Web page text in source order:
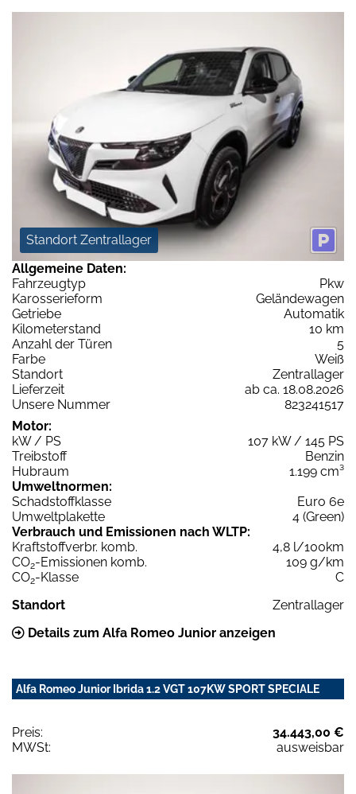
Standort Zentrallager
Allgemeine Daten:
Fahrzeugtyp
Pkw
Karosserieform
Geländewagen
Getriebe
Automatik
Kilometerstand
10 km
Anzahl der Türen
5
Farbe
Weiß
Standort
Zentrallager
Lieferzeit
ab ca. 18.08.2026
Unsere Nummer
823241517
Motor:
kW / PS
107 kW / 145 PS
Treibstoff
Benzin
Hubraum
1.199 cm³
Umweltnormen:
Schadstoffklasse
Euro 6e
Umweltplakette
4 (Green)
Verbrauch und Emissionen nach WLTP:
Kraftstoffverbr. komb.
4,8 l/100km
CO2-Emissionen komb.
109 g/km
CO2-Klasse
C
Standort
Zentrallager
Details zum Alfa Romeo Junior anzeigen
Alfa Romeo Junior Ibrida 1.2 VGT 107KW SPORT SPECIALE
Preis:
34.443,00 €
MWSt:
ausweisbar